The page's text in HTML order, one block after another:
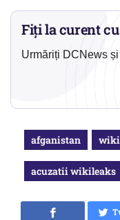
Fiți la curent
Urmăriți DCNews
afganistan
acuzatii wikileaks